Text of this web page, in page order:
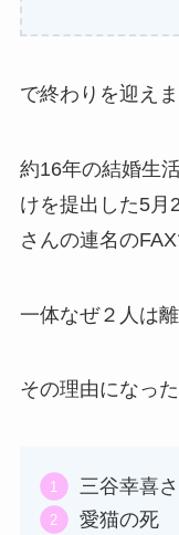
で終わりを迎えま
約16年の結婚生
けを提出した5月
さんの連名の
一体なぜ２人は
その理由になった
三谷幸喜
愛猫の死